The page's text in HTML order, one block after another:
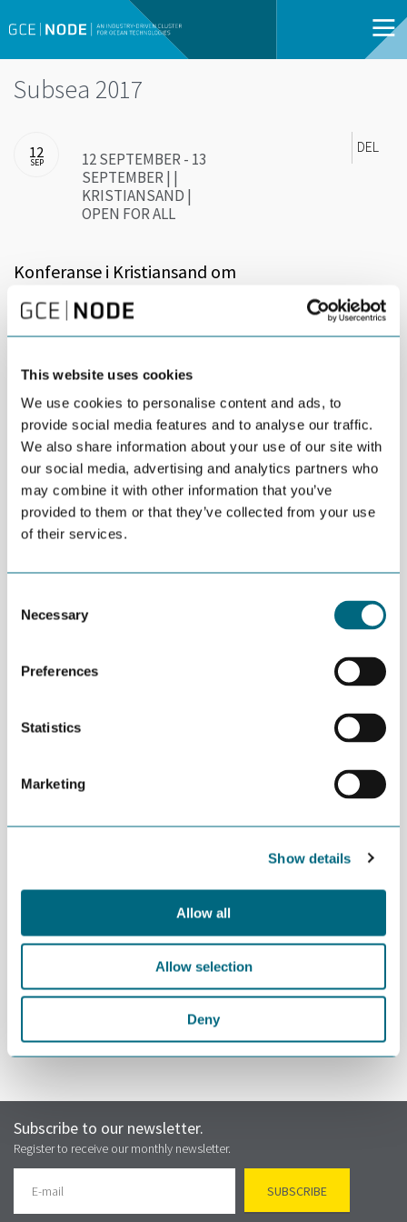
This website uses cookies
We use cookies to personalise content and ads, to
provide social media features and to analyse our traffic.
We also share information about your use of our site with
our social media, advertising and analytics partners who
may combine it with other information that you’ve
provided to them or that they’ve collected from your use
of their services.
Selection
Necessary
Preferences
Statistics
Marketing
Show details
Allow all
Allow selection
Deny
Subsea 2017
12
SEP
12 SEPTEMBER - 13
SEPTEMBER | |
KRISTIANSAND |
OPEN FOR ALL
DEL
Konferanse i Kristiansand om
fremtidsmulighetene i subsea-markedet.
Offshore-bransjen har vært gjennom en tøff periode med lave
vedlikeholdsjobber. Det er nå tegn til at nedgangen har flatet ut
gjennom mer studie- og tilbudsarbeid ute i
leverandørindustrien. Både operatører og leverandører ser nå
muligheter i et marked som har fokusert mye på en forbedring i
konkurranseevnen. Den ekstreme fokusen på kostnadsreduksjon
som bransjen har vært igjennom de siste par årene, har gitt norsk
industri en vesentlig forbedring i konkurransekraft i det globale
subsea-markedet.
kort sikt, men også sett i et litt lengre perspektiv. Vi har fått inn
leverandørindustrien som vil presentere sine vyer for fremtiden
og vi håper dette kan gi grunnlag for en optimistisk holdning i
effektive løsninger på et konkurransedyktig kostnadsnivå.
Fremtidens kontrollsystemer og “All electric”
Nye løsninger
Distribusjon
REGISTER
Subscribe to our newsletter.
Register to receive our monthly newsletter.